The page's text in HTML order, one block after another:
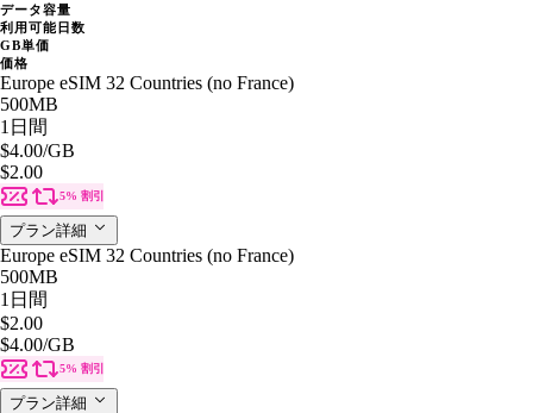
データ容量
利用可能日数
GB単価
価格
Europe eSIM 32 Countries (no France)
500MB
1日間
$4.00/GB
$2.00
5% 割引
プラン詳細
Europe eSIM 32 Countries (no France)
500MB
1日間
$2.00
$4.00/GB
5% 割引
プラン詳細